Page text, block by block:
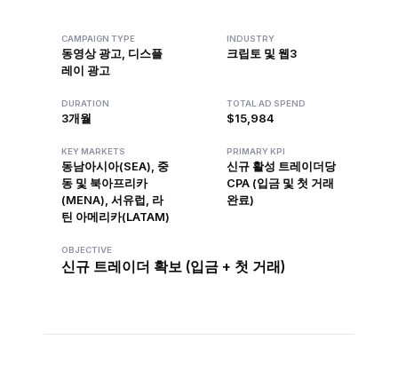
CAMPAIGN TYPE
동영상 광고, 디스플
레이 광고
INDUSTRY
크립토 및 웹3
DURATION
3개월
TOTAL AD SPEND
$15,984
KEY MARKETS
동남아시아(SEA), 중
동 및 북아프리카
(MENA), 서유럽, 라
틴 아메리카(LATAM)
PRIMARY KPI
신규 활성 트레이더당
CPA (입금 및 첫 거래
완료)
OBJECTIVE
신규 트레이더 확보 (입금 + 첫 거래)